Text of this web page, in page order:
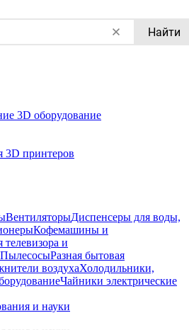
Найти
3D оборудование
3D принтеров
ВентиляторыДиспенсеры для воды,
Кофемашины и
и
ПылесосыРазная бытовая
воздухаХолодильники,
Чайники электрические
и науки